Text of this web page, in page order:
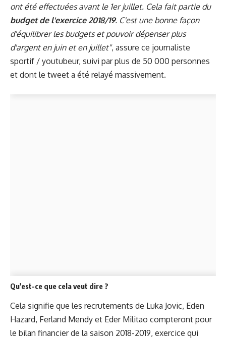
ont été effectuées avant le 1er juillet. Cela fait partie du
budget de l'exercice 2018/19. C'est une bonne façon
d'équilibrer les budgets et pouvoir dépenser plus
d'argent en juin et en juillet", assure ce journaliste
sportif / youtubeur, suivi par plus de 50 000 personnes
et dont le tweet a été relayé massivement.
Qu'est-ce que cela veut dire ?
Cela signifie que les recrutements de Luka Jovic, Eden
Hazard, Ferland Mendy et Eder Militao compteront pour
le bilan financier de la saison 2018-2019, exercice qui